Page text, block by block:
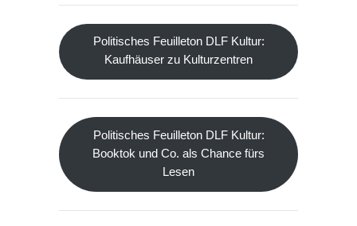
Politisches Feuilleton DLF Kultur: Wie
Lesen die Gesellschaft bessern könnte
Politisches Feuilleton DLF Kultur:
Kaufhäuser zu Kulturzentren
Politisches Feuilleton DLF Kultur: